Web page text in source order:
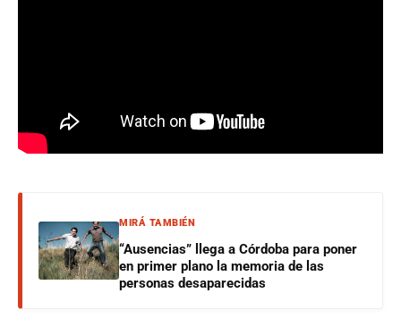
MIRÁ TAMBIÉN
“Ausencias” llega a Córdoba para poner
en primer plano la memoria de las
personas desaparecidas